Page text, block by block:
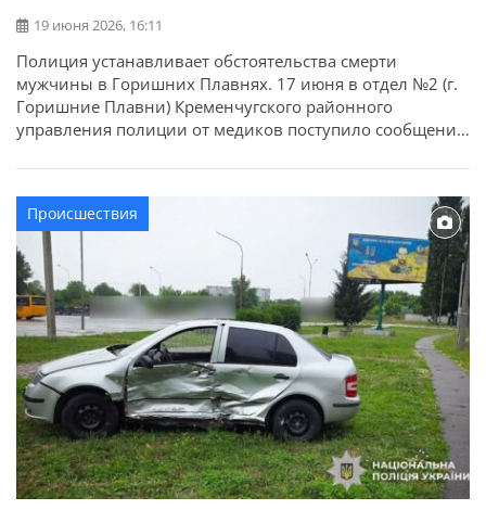
19 июня 2026, 16:11
Полиция устанавливает обстоятельства смерти
мужчины в Горишних Плавнях. 17 июня в отдел №2 (г.
Горишние Плавни) Кременчугского районного
управления полиции от медиков поступило сообщение
высоты в городе Горишние Плавни. Об этом сообщает
ГУНП в Полтавской области. На место происшествия
прибыла следственно-оперативная группа
территориального подразделения полиции. К
сожалению, медикам […]
Происшествия